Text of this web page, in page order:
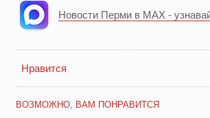
Новости Перми в MAX -
Нравится
ВОЗМОЖНО, ВАМ ПОНРАВИТСЯ